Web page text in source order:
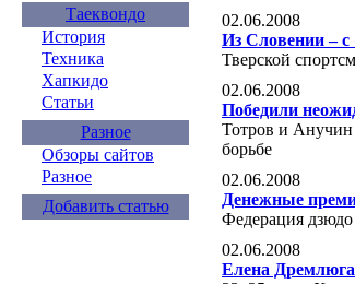
Таеквондо
История
Техника
Хапкидо
Статьи
Разное
Обзоры сайтов
Разное
Добавить статью
02.06.2008
Из Словении – с
Тверской
02.06.2008
Победили
Тотров и Анучин
борьбе
02.06.2008
Денежные
Федерация
02.06.2008
Елена